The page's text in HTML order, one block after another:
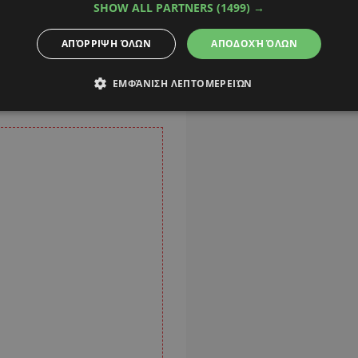
του ΕΛΚ ως προς την
και τη
διορισμό νέου
διασφαλιστεί η
διαδικασία.
SHOW ALL PARTNERS (1499) →
ΑΠΟΔΟΧΉ ΌΛΩΝ
ΑΠΌΡΡΙΨΗ ΌΛΩΝ
ΕΜΦΆΝΙΣΗ ΛΕΠΤΟΜΕΡΕΙΏΝ